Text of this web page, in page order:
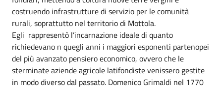
costruendo infrastrutture di servizio per le comunità
rurali, soprattutto nel territorio di Mottola.
Egli rappresentò l’incarnazione ideale di quanto
richiedevano n quegli anni i maggiori esponenti partenopei
del più avanzato pensiero economico, ovvero che le
sterminate aziende agricole latifondiste venissero gestite
in modo diverso dal passato. Domenico Grimaldi nel 1770